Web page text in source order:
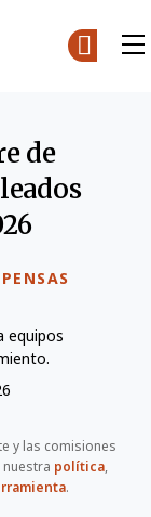
de
equipos
y las comisiones
nuestra política,
.